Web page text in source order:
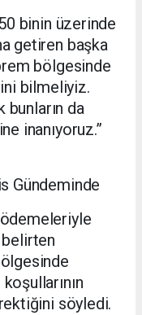
binin üzerinde
getiren başka
bölgesinde
bilmeliyiz.
da
inanıyoruz.”
Gündeminde
belirten
söyledi.